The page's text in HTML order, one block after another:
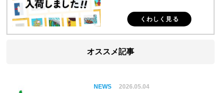
くわしく見る
オススメ記事
NEWS 2026.05.04